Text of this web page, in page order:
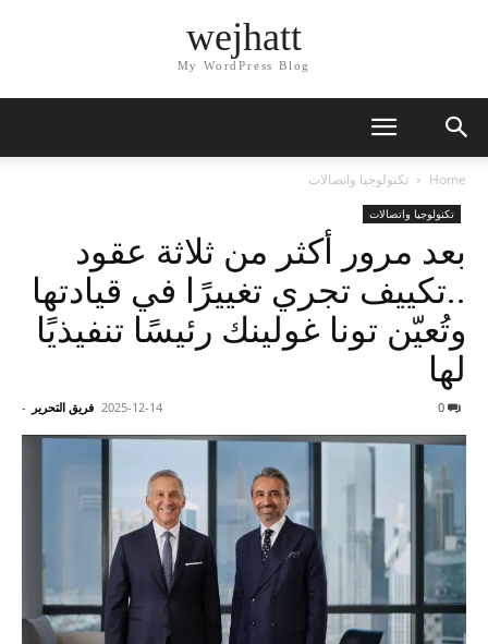
wejhatt
My WordPress Blog
Home تكنولوجيا واتصالات
تكنولوجيا واتصالات
بعد مرور أكثر من ثلاثة عقود
..تكييف تجري تغييرًا في قيادتها
وتُعيّن تونا غولينك رئيسًا تنفيذيًا
لها
فريق التحرير - 2025-12-14